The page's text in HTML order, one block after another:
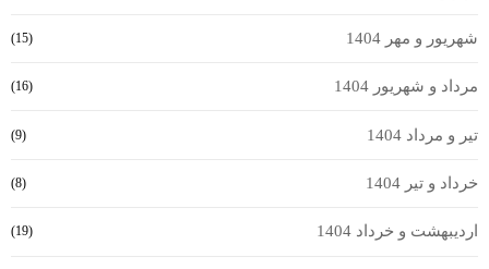
شهریور و مهر 1404 (15)
مرداد و شهریور 1404 (16)
تیر و مرداد 1404 (9)
خرداد و تیر 1404 (8)
اردیبهشت و خرداد 1404 (19)